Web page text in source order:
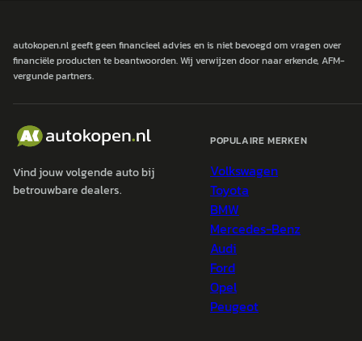
autokopen.nl geeft geen financieel advies en is niet bevoegd om vragen over
financiële producten te beantwoorden. Wij verwijzen door naar erkende, AFM-
vergunde partners.
Vind jouw volgende auto bij
betrouwbare dealers.
POPULAIRE MERKEN
Volkswagen
Toyota
BMW
Mercedes-Benz
Audi
Ford
Opel
Peugeot